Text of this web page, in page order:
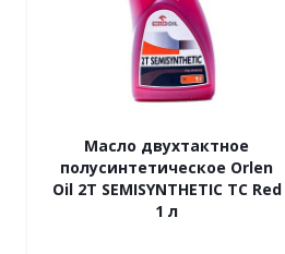
Масло двухтактное
полусинтетическое Orlen
Oil 2Т SEMISYNTHETIC TC Red
1 л